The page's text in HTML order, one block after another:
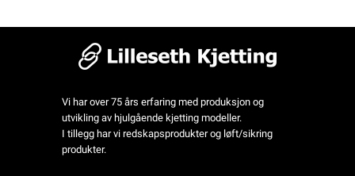
Vi har over 75 års erfaring med produksjon og
utvikling av hjulgående kjetting modeller.
I tillegg har vi redskapsprodukter og løft/sikring
produkter.